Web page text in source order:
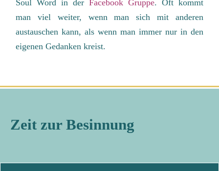
Soul Word in der Facebook Gruppe. Oft kommt
man viel weiter, wenn man sich mit anderen
austauschen kann, als wenn man immer nur in den
eigenen Gedanken kreist.
Zeit zur Besinnung